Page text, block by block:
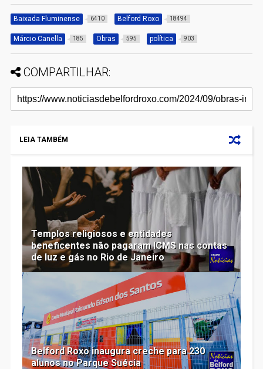
Baixada Fluminense 6410 Belford Roxo 18494
Márcio Canella 185 Obras 595 política 903
COMPARTILHAR:
LEIA TAMBÉM
Templos religiosos e entidades
beneficentes não pagaram ICMS nas contas
de luz e gás no Rio de Janeiro
Belford Roxo inaugura creche para 230
alunos no Parque Suécia